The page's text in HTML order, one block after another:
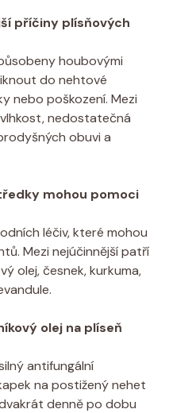
příčiny plísňových
houbovými
do nehtové
nebo poškození. Mezi
nedostatečná
obuvi a
mohou pomoci
léčiv, které mohou
Mezi nejúčinnější patří
olej, česnek, kurkuma,
olej na plíseň
antifungální
na postižený nehet
denně po dobu